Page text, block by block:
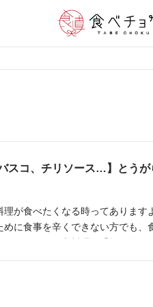
バスコ、チリソース…】とう
理が食べたくなる時ってあります
めに食事を辛くできない方でも、
入り調味料を活用して、ピリ辛料